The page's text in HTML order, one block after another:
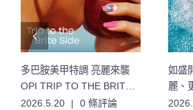
多巴胺美甲特調 亮麗來襲
OPI TRIP TO THE BRITE
SIDE 絢爛之旅系列 12款夏
2026.5.20 | 0 條評論
如盛
麗、
「櫻